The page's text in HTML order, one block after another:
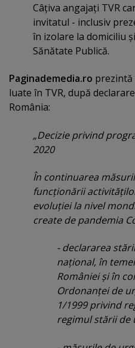
Câţiva angajaţi TVR
invitatul - inclusiv
în izolare la domiciliu
Sănătate Publică.
Paginademedia.ro prezintă
luate în TVR, după
România:
„Decizie privind
2020
În continuarea
funcţionării
evoluţiei la nivel
create de pandemia
- declararea
naţional, în
României şi în
Ordonanţei de
1/1999 privind
regimul stării de